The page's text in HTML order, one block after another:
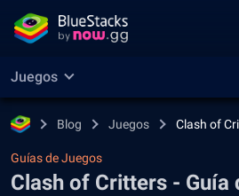
Juegos
Blog Juegos Clash of
Guías de Juegos
Clash of Critters - Guía